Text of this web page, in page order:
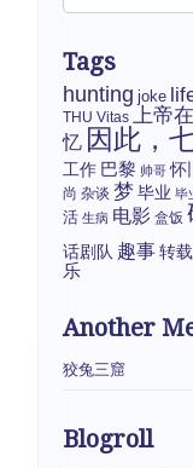
Tags
hunting joke
THU Vitas 上帝
忆 因此，
工作 巴黎 帅哥 怀
尚 杂谈 梦 毕业 毕
活 生病 电影 盒饭
话剧队 趣事转载
乐
Another
狡兔三窟
Blogroll